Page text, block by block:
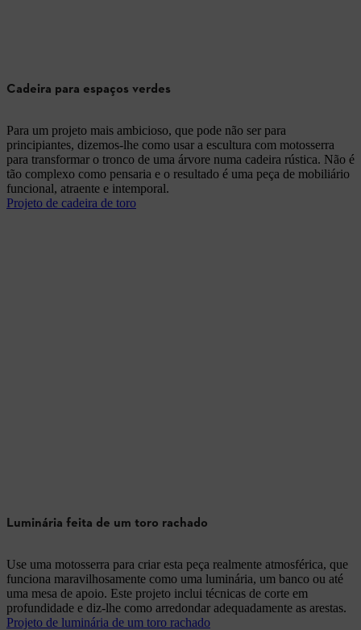
Cadeira para espaços verdes
Para um projeto mais ambicioso, que pode não ser para
principiantes, dizemos-lhe como usar a escultura com motosserra
para transformar o tronco de uma árvore numa cadeira rústica. Não é
tão complexo como pensaria e o resultado é uma peça de mobiliário
funcional, atraente e intemporal.
Projeto de cadeira de toro
Luminária feita de um toro rachado
Use uma motosserra para criar esta peça realmente atmosférica, que
funciona maravilhosamente como uma luminária, um banco ou até
uma mesa de apoio. Este projeto inclui técnicas de corte em
profundidade e diz-lhe como arredondar adequadamente as arestas.
Projeto de luminária de um toro rachado